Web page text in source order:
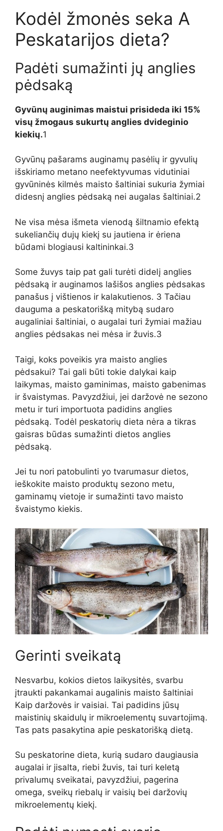
Kodėl žmonės seka A
Peskatarijos dieta?
Padėti sumažinti jų anglies
pėdsaką
Gyvūnų auginimas maistui prisideda iki 15%
visų žmogaus sukurtų anglies dvideginio
kiekių.1
Gyvūnų pašarams auginamų pasėlių ir gyvulių
išskiriamo metano neefektyvumas vidutiniai
gyvūninės kilmės maisto šaltiniai sukuria žymiai
didesnį anglies pėdsaką nei augalas šaltiniai.2
Ne visa mėsa išmeta vienodą šiltnamio efektą
sukeliančių dujų kiekį su jautiena ir ėriena
būdami blogiausi kaltininkai.3
Some žuvys taip pat gali turėti didelį anglies
pėdsaką ir auginamos lašišos anglies pėdsakas
panašus į vištienos ir kalakutienos. 3 Tačiau
dauguma a peskatorišką mitybą sudaro
augaliniai šaltiniai, o augalai turi žymiai mažiau
anglies pėdsakas nei mėsa ir žuvis.3
Taigi, koks poveikis yra maisto anglies
pėdsakui? Tai gali būti tokie dalykai kaip
laikymas, maisto gaminimas, maisto gabenimas
ir švaistymas. Pavyzdžiui, jei daržovė ne sezono
metu ir turi importuota padidins anglies
pėdsaką. Todėl peskatorių dieta nėra a tikras
gaisras būdas sumažinti dietos anglies
pėdsaką.
Jei tu nori patobulinti yo tvarumasur dietos,
ieškokite maisto produktų sezono metu,
gaminamų vietoje ir sumažinti tavo maisto
švaistymo kiekis.
Gerinti sveikatą
Nesvarbu, kokios dietos laikysitės, svarbu
įtraukti pakankamai augalinis maisto šaltiniai
Kaip daržovės ir vaisiai. Tai padidins jūsų
maistinių skaidulų ir mikroelementų suvartojimą.
Tas pats pasakytina apie peskatorišką dietą.
Su peskatorine dieta, kurią sudaro daugiausia
augalai ir jisalta, riebi žuvis, tai turi keletą
privalumų sveikatai, pavyzdžiui, pagerina
omega, sveikų riebalų ir vaisių bei daržovių
mikroelementų kiekį.